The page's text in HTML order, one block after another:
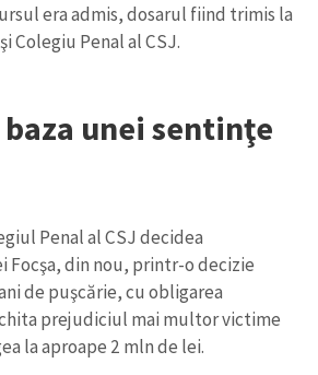
era admis, dosarul fiind trimis la
Colegiu Penal al CSJ.
unei sentinţe
Penal al CSJ decidea
Focşa, din nou, printr-o decizie
de puşcărie, cu obligarea
prejudiciul mai multor victime
la aproape 2 mln de lei.